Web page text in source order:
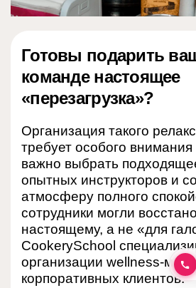
Автор
статті:
Tarkovska - 2
2026 |
Готовы подарить
команде настоящее
«перезагрузка»?
Организация такого
требует особого внимания
важно выбрать
опытных инструкторов и
атмосферу полного
сотрудники могли
настоящему, а не «для
CookerySchool
организации wellness-
корпоративных клиентов.